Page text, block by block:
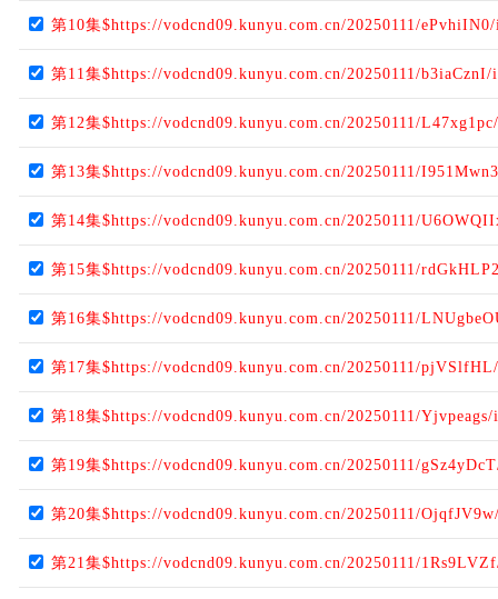
第10集$https://vodcnd09.kunyu.com.cn/20250111/
第11集$https://vodcnd09.kunyu.com.cn/20250111/b3iaCznI/
第12集$https://vodcnd09.kunyu.com.cn/20250111/
第13集$https://vodcnd09.kunyu.com.cn/20250111/
第14集$https://vodcnd09.kunyu.com.cn/20250111/
第15集$https://vodcnd09.kunyu.com.cn/20250111/
第16集$https://vodcnd09.kunyu.com.cn/20250111/
第17集$https://vodcnd09.kunyu.com.cn/20250111/
第18集$https://vodcnd09.kunyu.com.cn/20250111/
第19集$https://vodcnd09.kunyu.com.cn/20250111/
第20集$https://vodcnd09.kunyu.com.cn/20250111/
第21集$https://vodcnd09.kunyu.com.cn/20250111/